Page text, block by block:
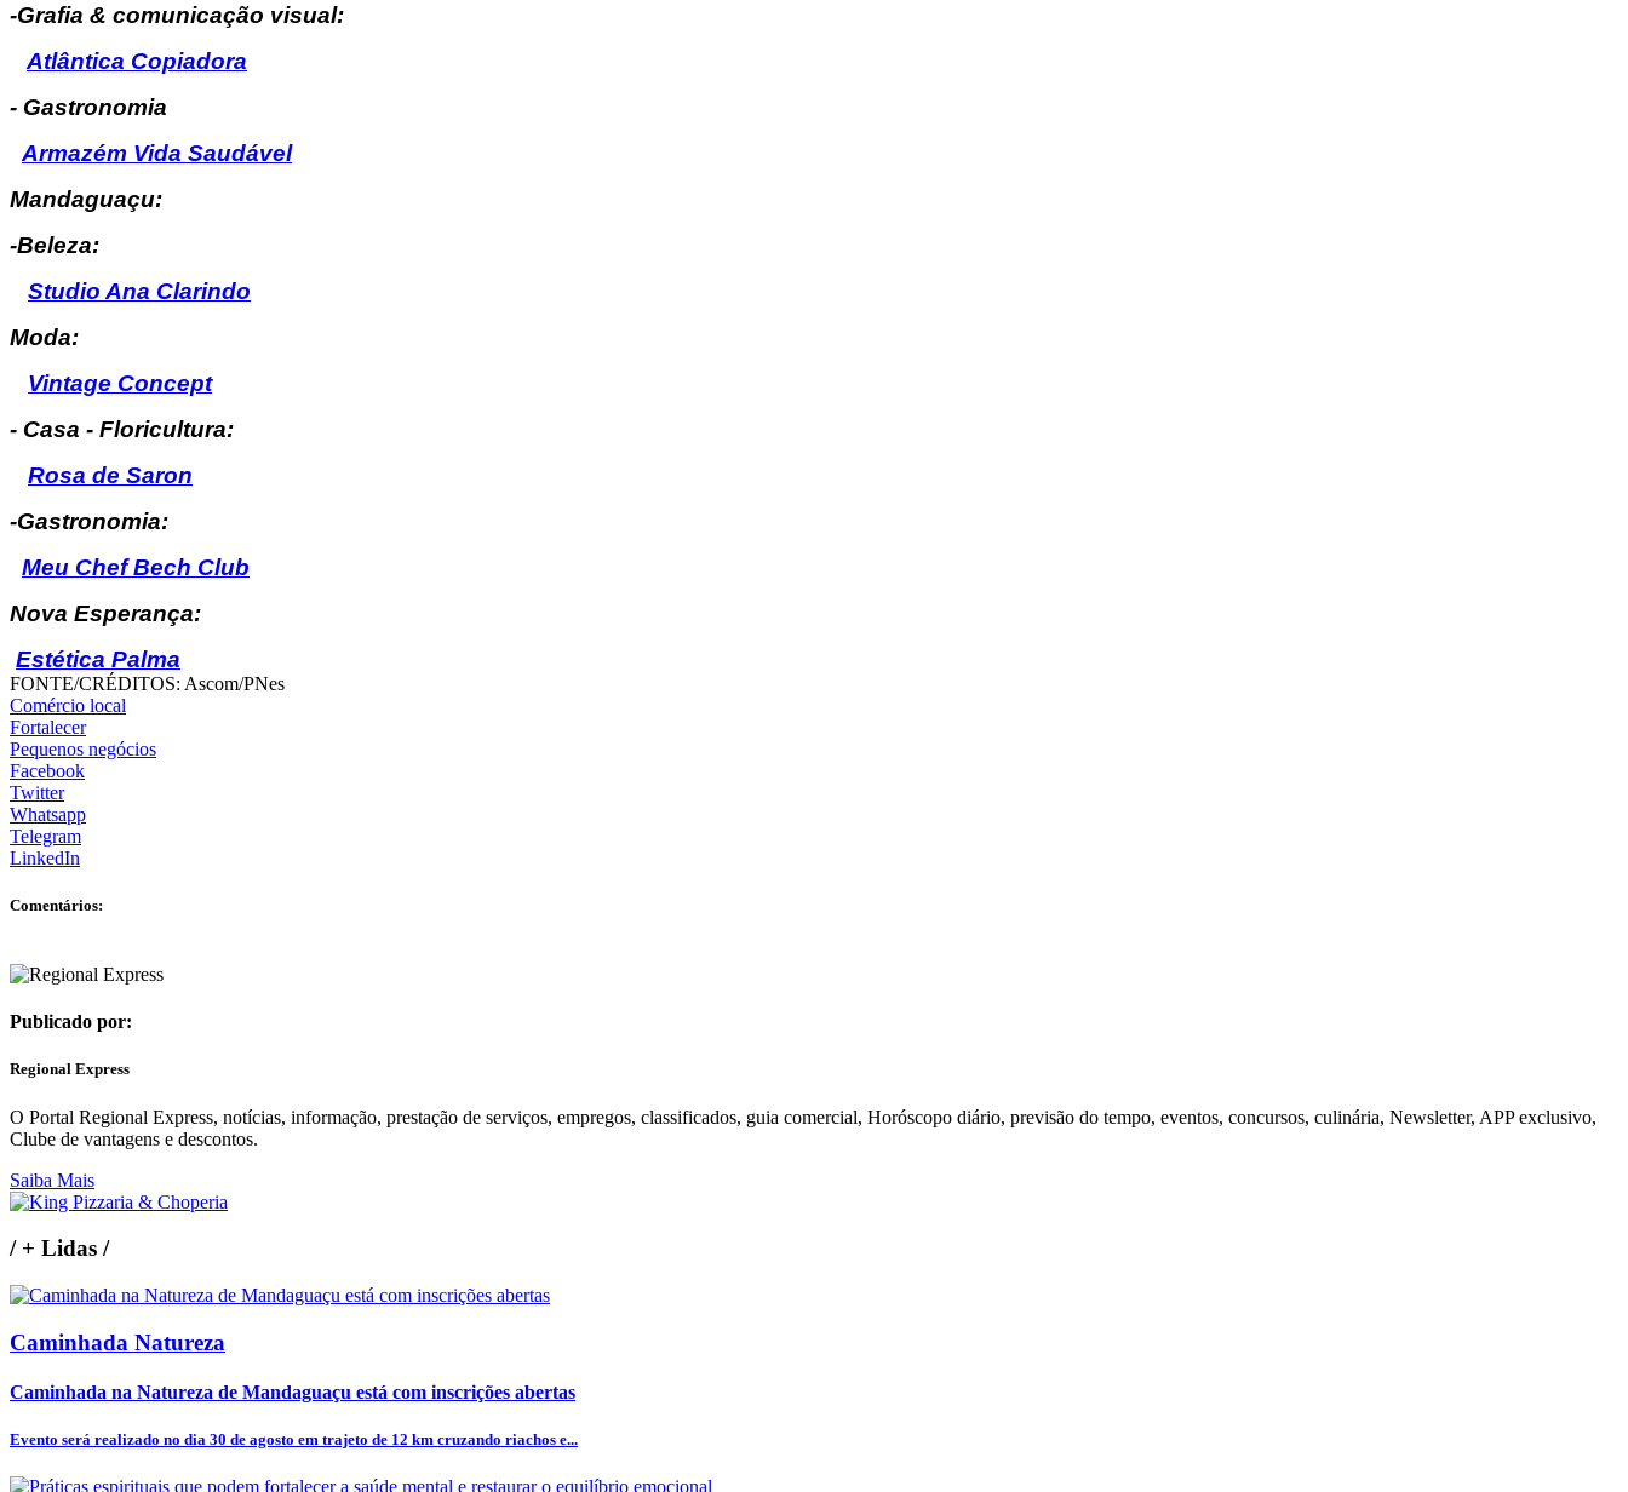
-Grafia & comunicação visual:
Atlântica Copiadora
- Gastronomia
Armazém Vida Saudável
Mandaguaçu:
-Beleza:
Studio Ana Clarindo
Moda:
Vintage Concept
- Casa - Floricultura:
Rosa de Saron
-Gastronomia:
Meu Chef Bech Club
Nova Esperança:
Estética Palma
FONTE/CRÉDITOS: Ascom/PNes
Comércio local
Fortalecer
Pequenos negócios
Facebook
Twitter
Whatsapp
Telegram
LinkedIn
Comentários:
Publicado por:
Regional Express
O Portal Regional Express, notícias, informação, prestação de serviços, empregos, classificados, guia comercial, Horóscopo diário, previsão do tempo, eventos, concursos, culinária, Newsletter, APP exclusivo,
Clube de vantagens e descontos.
Saiba Mais
/+ Lidas /
Caminhada Natureza
Caminhada na Natureza de Mandaguaçu está com inscrições abertas
Evento será realizado no dia 30 de agosto em trajeto de 12 km cruzando riachos e...